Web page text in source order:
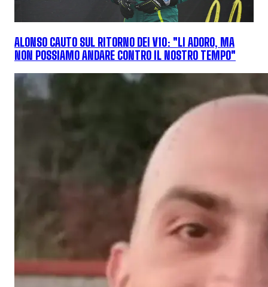
ALONSO CAUTO SUL RITORNO DEI V10: "LI ADORO, MA
NON POSSIAMO ANDARE CONTRO IL NOSTRO TEMPO"